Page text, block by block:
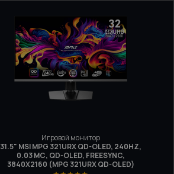
Игровой монитор
31.5" MSI MPG 321URX QD-OLED, 240HZ,
0.03 МС, QD-OLED, FREESYNC,
3840Х2160 (MPG 321URX QD-OLED)